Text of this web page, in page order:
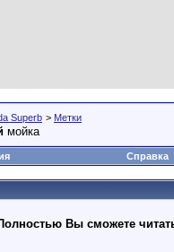
Superb > Метки
мойка
Справка
Вы сможете